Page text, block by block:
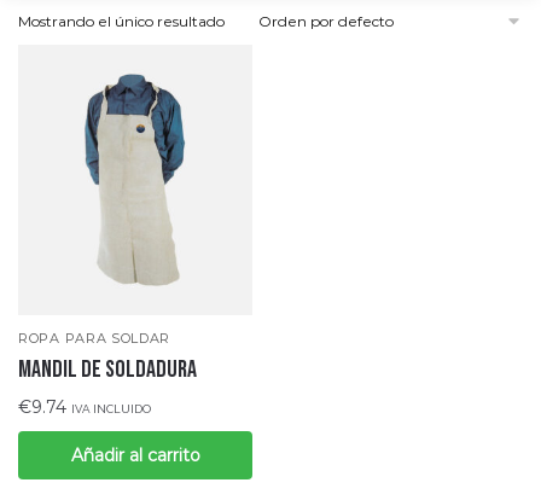
Mostrando el único resultado
ROPA PARA SOLDAR
MANDIL DE SOLDADURA
€9.74 IVA INCLUIDO
Añadir al carrito